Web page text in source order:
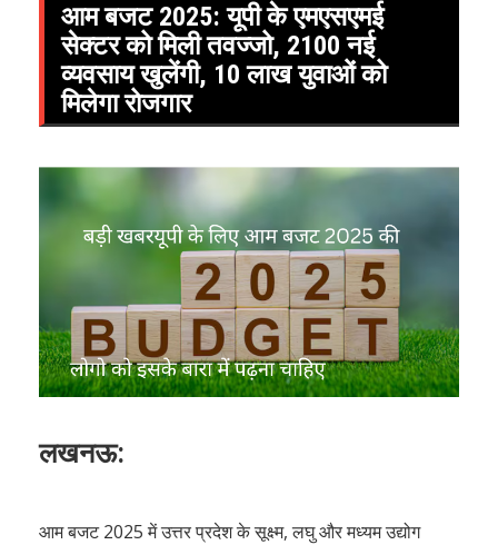
आम बजट 2025: यूपी के एमएसएमई
सेक्टर को मिली तवज्जो, 2100 नई
व्यवसाय खुलेंगी, 10 लाख युवाओं को
मिलेगा रोजगार
लखनऊ:
आम बजट 2025 में उत्तर प्रदेश के सूक्ष्म, लघु और मध्यम उद्योग